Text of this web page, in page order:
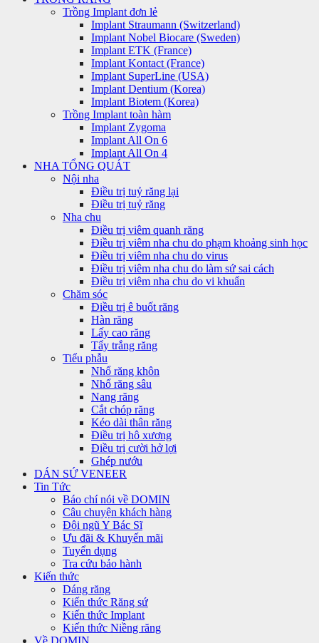
Trồng Implant đơn lẻ
Implant Straumann (Switzerland)
Implant Nobel Biocare (Sweden)
Implant ETK (France)
Implant Kontact (France)
Implant SuperLine (USA)
Implant Dentium (Korea)
Implant Biotem (Korea)
Trồng Implant toàn hàm
Implant Zygoma
Implant All On 6
Implant All On 4
NHA TỔNG QUÁT
Nội nha
Điều trị tuỷ răng lại
Điều trị tuỷ răng
Nha chu
Điều trị viêm quanh răng
Điều trị viêm nha chu do phạm khoảng sinh học
Điều trị viêm nha chu do virus
Điều trị viêm nha chu do làm sứ sai cách
Điều trị viêm nha chu do vi khuẩn
Chăm sóc
Điều trị ê buốt răng
Hàn răng
Lấy cao răng
Tẩy trắng răng
Tiểu phẫu
Nhổ răng khôn
Nhổ răng sâu
Nang răng
Cắt chóp răng
Kéo dài thân răng
Điều trị hô xương
Điều trị cười hở lợi
Ghép nướu
DÁN SỨ VENEER
Tin Tức
Báo chí nói về DOMIN
Câu chuyện khách hàng
Đội ngũ Y Bác Sĩ
Ưu đãi & Khuyến mãi
Tuyển dụng
Tra cứu bảo hành
Kiến thức
Dáng răng
Kiến thức Răng sứ
Kiến thức Implant
Kiến thức Niềng răng